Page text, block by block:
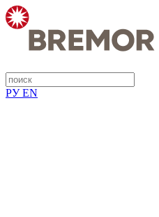
РУ EN